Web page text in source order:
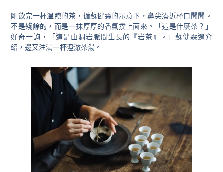
剛飲完一杯溫煦的茶，循蘇健霖的示意下，鼻尖湊近杯口聞聞。
不是殘餘的，而是一抹厚厚的香氣撲上面來。「這是什麼茶？」
好奇一詢，「這是山澗岩脈間生長的『岩茶』。」蘇健霖邊介
紹，邊又注滿一杯澄澈茶湯。